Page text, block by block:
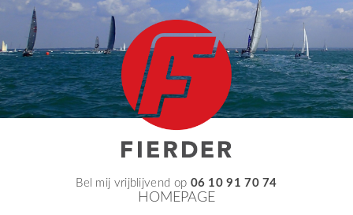
Bel mij vrijblijvend op 06 10 91 70 74
HOMEPAGE